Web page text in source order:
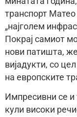
транспорт
„најголем
Покрај самиот
нови патишта,
вијадукти, со
на европските
Импресивни се и
кули високи